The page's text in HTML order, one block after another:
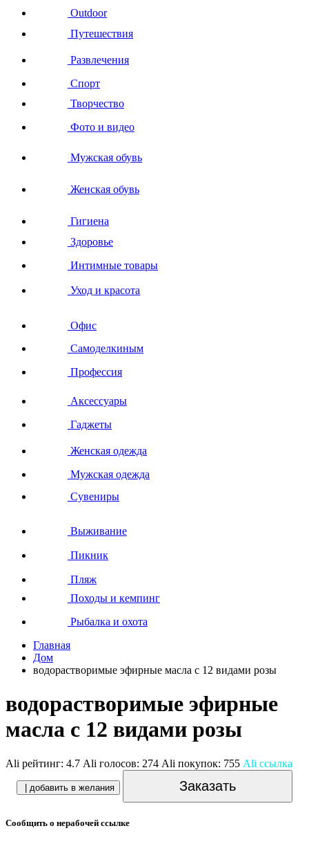
Outdoor
Путешествия
Развлечения
Спорт
Творчество
Фото и видео
Мужская обувь
Женская обувь
Гигиена
Здоровье
Интимные товары
Уход и красота
Офис
Самоделкиным
Профессия
Аксессуары
Гаджеты
Женская одежда
Мужская одежда
Сувениры
Выживание
Пикник
Пляж
Походы и кемпинг
Рыбалка и охота
Главная
Дом
водорастворимые эфирные масла с 12 видами розы
водорастворимые эфирные
масла с 12 видами розы
Ali рейтинг: 4.7 Ali голосов: 274 Ali покупок: 755 Ali ссылка
| добавить в желания Заказать
Сообщить о нерабочей ссылке